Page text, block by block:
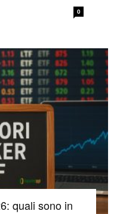
0
quali sono in